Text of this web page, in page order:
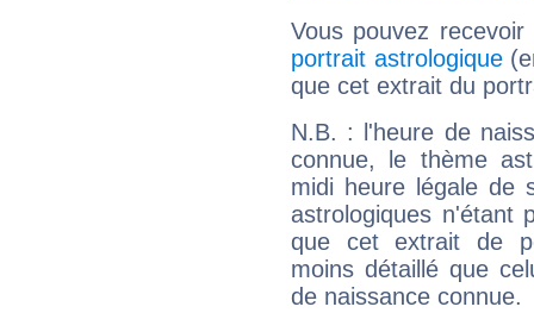
Vous pouvez
portrait astrologique
que cet extrait du
N.B. : l'heure de
connue, le thème
midi heure légale de
astrologiques n'étant
que cet extrait de
moins détaillé que
de naissance connue.